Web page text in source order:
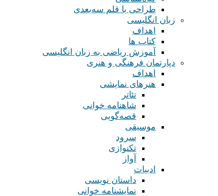
طراحی با قلم سه‌بعدی
زبان انگلیسی
اهداف
کتاب ها
آموزش ریاضی به زبان انگلیسی
دپارتمان فرهنگی و هنری
اهداف
هنرهای نمایشی
تئاتر
شاهنامه خوانی
قصه‌گویی
موسیقی
سرود
تکنوازی
آواز
ادبیات
داستان نویسی
نمایشنامه خوانی